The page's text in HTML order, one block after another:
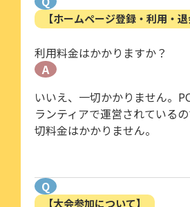
【ホームページ登録・利用・退
利用料金はかかりますか？
A
いいえ、一切かかりません。
ランティアで運営されている
切料金はかかりません。
Q
【大会参加について】